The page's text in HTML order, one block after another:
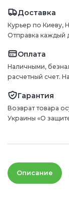
Доставка
Курьер по Киеву,
Отправка каждый
Оплата
Наличными,
расчетный счет.
Гарантия
Возврат товара
Украины «О
Описание